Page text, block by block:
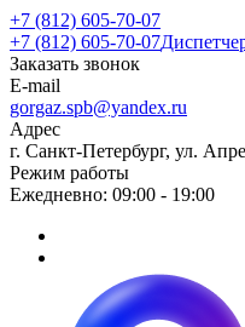
+7 (812) 605-70-07
+7 (812) 605-70-07
Заказать звонок
E-mail
gorgaz.spb@yandex.ru
Адрес
г. Санкт-Петербург, ул.
Режим работы
Ежедневно: 09:00 - 19:00